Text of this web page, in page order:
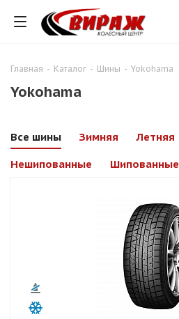
Главная - Каталог - Шины - Yokohama
Yokohama
Все шины Зимняя Летняя
Нешипованные Шипованные